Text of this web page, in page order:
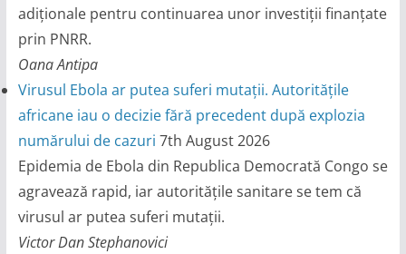
adiționale pentru continuarea unor investiții finanțate
prin PNRR.
Oana Antipa
Virusul Ebola ar putea suferi mutații. Autoritățile
africane iau o decizie fără precedent după explozia
numărului de cazuri 7th August 2026
Epidemia de Ebola din Republica Democrată Congo se
agravează rapid, iar autoritățile sanitare se tem că
virusul ar putea suferi mutații.
Victor Dan Stephanovici